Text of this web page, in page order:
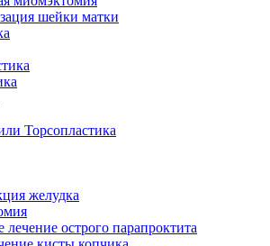
шейки матки
Торсопластика
желудка
лечение острого парапроктита